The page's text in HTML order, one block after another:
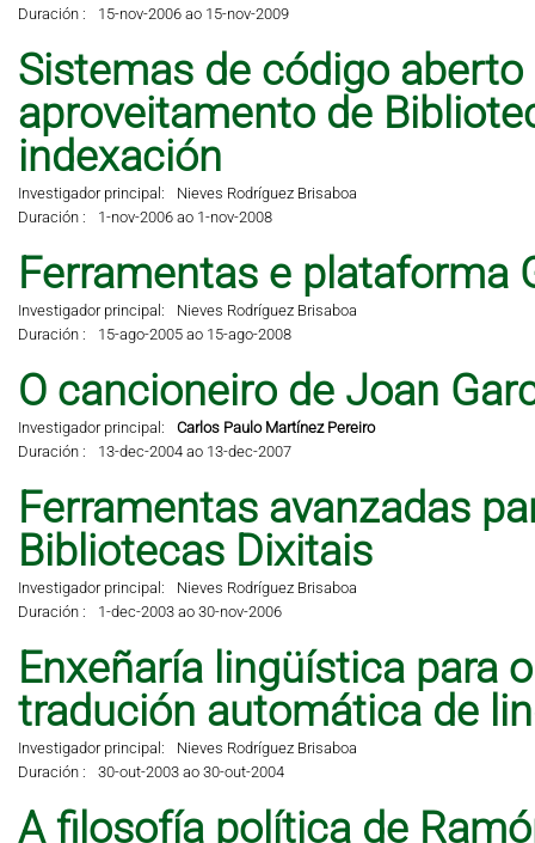
Duración :
15-nov-2006 ao 15-nov-2009
Sistemas de código
aproveitamento de
indexación
Investigador principal:
Nieves Rodríguez Brisaboa
Duración :
1-nov-2006 ao 1-nov-2008
Ferramentas e plataforma
Investigador principal:
Nieves Rodríguez Brisaboa
Duración :
15-ago-2005 ao 15-ago-2008
O cancioneiro de Joan
Investigador principal:
Carlos Paulo Martínez Pereiro
Duración :
13-dec-2004 ao 13-dec-2007
Ferramentas avanzadas
Bibliotecas Dixitais
Investigador principal:
Nieves Rodríguez Brisaboa
Duración :
1-dec-2003 ao 30-nov-2006
Enxeñaría lingüística para
tradución automática de
Investigador principal:
Nieves Rodríguez Brisaboa
Duración :
30-out-2003 ao 30-out-2004
A filosofía política de